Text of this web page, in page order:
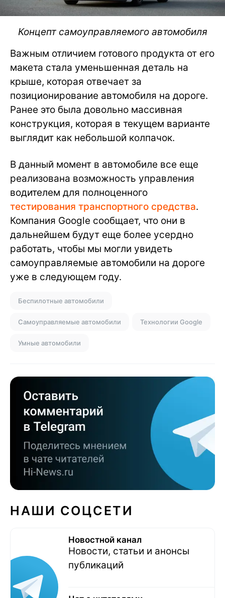
Концепт самоуправляемого автомобиля
Важным отличием готового продукта от его
макета стала уменьшенная деталь на
крыше, которая отвечает за
позиционирование автомобиля на дороге.
Ранее это была довольно массивная
конструкция, которая в текущем варианте
выглядит как небольшой колпачок.
В данный момент в автомобиле все еще
реализована возможность управления
водителем для полноценного
тестирования транспортного средства.
Компания Google сообщает, что они в
дальнейшем будут еще более усердно
работать, чтобы мы могли увидеть
самоуправляемые автомобили на дороге
уже в следующем году.
Беспилотные автомобили
Самоуправляемые автомобили Технологии Google
Умные автомобили
НАШИ СОЦСЕТИ
Новостной канал
Новости, статьи и анонсы
публикаций